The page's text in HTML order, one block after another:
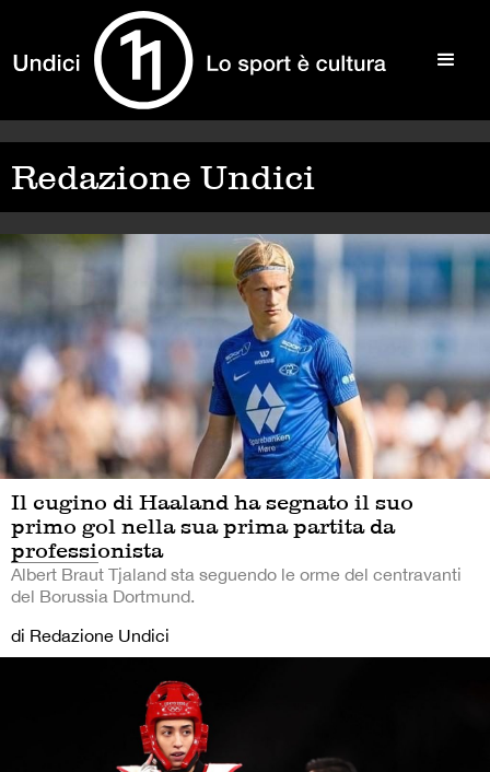
Redazione Undici
Il cugino di Haaland ha segnato il suo
primo gol nella sua prima partita da
professionista
Albert Braut Tjaland sta seguendo le orme del centravanti
del Borussia Dortmund.
di Redazione Undici